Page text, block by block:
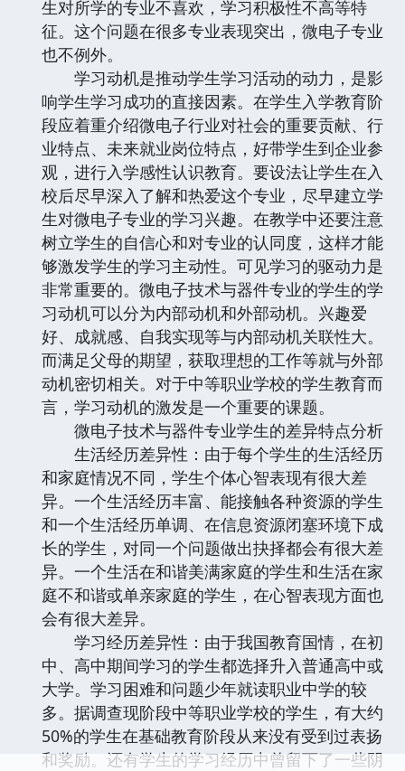
生对所学的专业不喜欢，学习积极性不高等特
征。这个问题在很多专业表现突出，微电子专业
也不例外。
学习动机是推动学生学习活动的动力，是影
响学生学习成功的直接因素。在学生入学教育阶
段应着重介绍微电子行业对社会的重要贡献、行
业特点、未来就业岗位特点，好带学生到企业参
观，进行入学感性认识教育。要设法让学生在入
校后尽早深入了解和热爱这个专业，尽早建立学
生对微电子专业的学习兴趣。在教学中还要注意
树立学生的自信心和对专业的认同度，这样才能
够激发学生的学习主动性。可见学习的驱动力是
非常重要的。微电子技术与器件专业的学生的学
习动机可以分为内部动机和外部动机。兴趣爱
好、成就感、自我实现等与内部动机关联性大。
而满足父母的期望，获取理想的工作等就与外部
动机密切相关。对于中等职业学校的学生教育而
言，学习动机的激发是一个重要的课题。
微电子技术与器件专业学生的差异特点分析
生活经历差异性：由于每个学生的生活经历
和家庭情况不同，学生个体心智表现有很大差
异。一个生活经历丰富、能接触各种资源的学生
和一个生活经历单调、在信息资源闭塞环境下成
长的学生，对同一个问题做出抉择都会有很大差
异。一个生活在和谐美满家庭的学生和生活在家
庭不和谐或单亲家庭的学生，在心智表现方面也
会有很大差异。
学习经历差异性：由于我国教育国情，在初
中、高中期间学习的学生都选择升入普通高中或
大学。学习困难和问题少年就读职业中学的较
多。据调查现阶段中等职业学校的学生，有大约
50%的学生在基础教育阶段从来没有受到过表扬
和奖励。还有学生的学习经历中曾留下了一些阴